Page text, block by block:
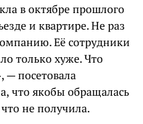
в октябре прошлого
и квартире. Не раз
Её сотрудники
только хуже. Что
— посетовала
что якобы обращалась
не получила.